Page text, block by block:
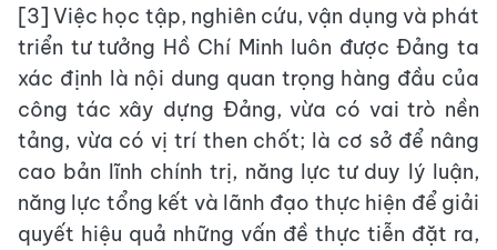
[3] Việc học tập, nghiên cứu, vận dụng và phát
triển tư tưởng Hồ Chí Minh luôn được Đảng ta
xác định là nội dung quan trọng hàng đầu của
công tác xây dựng Đảng, vừa có vai trò nền
tảng, vừa có vị trí then chốt; là cơ sở để nâng
cao bản lĩnh chính trị, năng lực tư duy lý luận,
năng lực tổng kết và lãnh đạo thực hiện để giải
quyết hiệu quả những vấn đề thực tiễn đặt ra,